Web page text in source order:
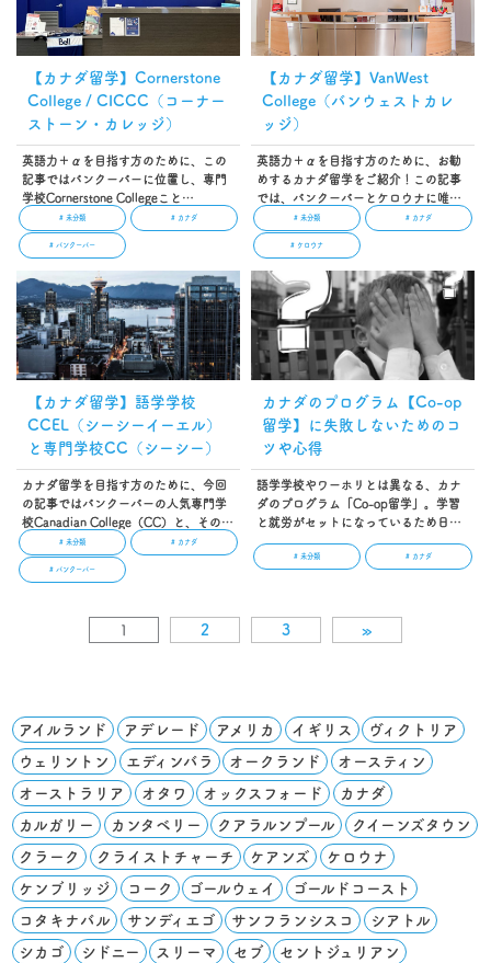
【カナダ留学】Cornerstone
College / CICCC（コーナー
ストーン・カレッジ）
英語力＋αを目指す方のために、この
記事ではバンクーバーに位置し、専門
学校Cornerstone Collegeこと
Cornerstone International Community
College of Canada（コーナーストーン
インターナショナルコミュニティカレ
ッジ、以下CICCC）をご紹介しま
す！。…
# 未分類 # カナダ
# バンクーバー
【カナダ留学】VanWest
College（バンウェストカレ
ッジ）
英語力＋αを目指す方のために、お勧
めするカナダ留学をご紹介！この記事
では、バンクーバーとケロウナに唯一
２つのキャンパスを持つVanWest
Collegeの特徴などをご案内していま
す。英語力の向上が期待できるイング
リッシュ・プログラムとCO-OPプログ
ラムを含むカレッジ・プログラムが人
気の学校です！…
# 未分類 # カナダ
# ケロウナ
【カナダ留学】語学学校
CCEL（シーシーイーエル）
と専門学校CC（シーシー）
カナダ留学を目指す方のために、今回
の記事ではバンクーバーの人気専門学
校Canadian College（CC）と、その付
属の語学学校Canadian College of
English Language(CCEL)をご紹介しま
す！参考にしてくださいね！…
# 未分類 # カナダ
# バンクーバー
カナダのプログラム【Co-op
留学】に失敗しないためのコ
ツや心得
語学学校やワーホリとは異なる、カナ
ダのプログラム「Co-op留学」。学習
と就労がセットになっているため日本
るのは難しい！」というコメントも目
や心得」を取り上げました。ぜひ参考
にしてください！…
# 未分類 # カナダ
1 2 3 »
アイルランド アデレード アメリカ イギリス ヴィクトリア
ウェリントン エディンバラ オークランド オースティン
オーストラリア オタワ オックスフォード カナダ
カルガリー カンタベリー クアラルンプール クイーンズタウン
クラーク クライストチャーチ ケアンズ ケロウナ
ケンブリッジ コーク ゴールウェイ ゴールドコースト
コタキナバル サンディエゴ サンフランシスコ シアトル
シカゴ シドニー スリーマ セブ セントジュリアン